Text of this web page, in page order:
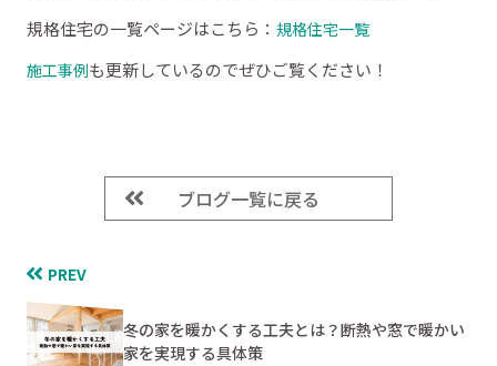
規格住宅の一覧ページはこちら： 規格住宅一覧
施工事例も更新しているのでぜひご覧ください！
ブログ一覧に戻る
PREV
冬の家を暖かくする工夫とは？断熱や窓で暖かい
家を実現する具体策